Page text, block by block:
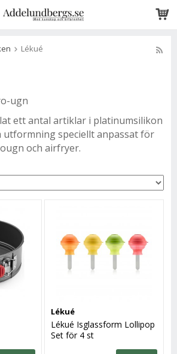
Lékué
ugn
ett antal artiklar i platinumsilikon
utformning speciellt anpassat för
och airfryer.
Lékué
Lékué Isglassform Lollipop
Set för 4 st